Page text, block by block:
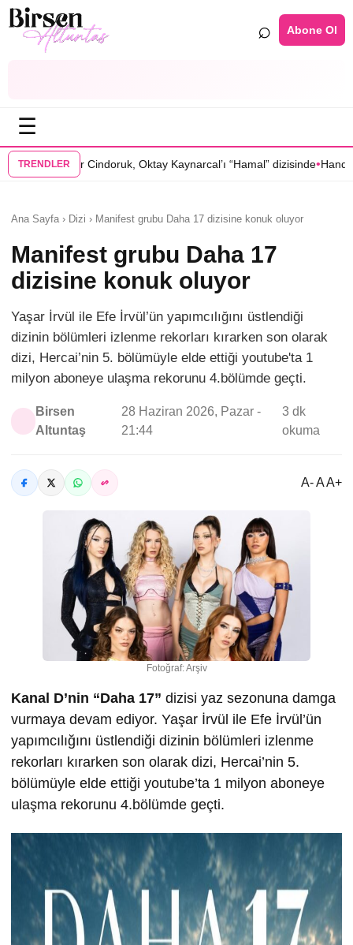
⌕ Abone Ol
☰
TRENDLER
Oktay Kaynarcal’ı “Hamal” dizisinde•Hande Elaman, “Tutsak
Ana Sayfa › Dizi › Manifest grubu Daha 17 dizisine konuk oluyor
Manifest grubu Daha 17
dizisine konuk oluyor
Yaşar İrvül ile Efe İrvül’ün yapımcılığını üstlendiği
dizinin bölümleri izlenme rekorları kırarken son olarak
dizi, Hercai’nin 5. bölümüyle elde ettiği youtube'ta 1
milyon aboneye ulaşma rekorunu 4.bölümde geçti.
Birsen
Altuntaş
28 Haziran 2026, Pazar -
21:44
3 dk
okuma
A- A A+
Fotoğraf: Arşiv
Kanal D’nin “Daha 17” dizisi yaz sezonuna damga
vurmaya devam ediyor. Yaşar İrvül ile Efe İrvül’ün
yapımcılığını üstlendiği dizinin bölümleri izlenme
rekorları kırarken son olarak dizi, Hercai’nin 5.
bölümüyle elde ettiği youtube’ta 1 milyon aboneye
ulaşma rekorunu 4.bölümde geçti.